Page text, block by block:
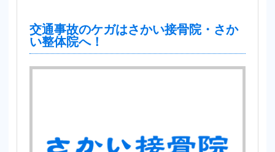
交通事故のケガはさかい接骨院・さか
い整体院へ！